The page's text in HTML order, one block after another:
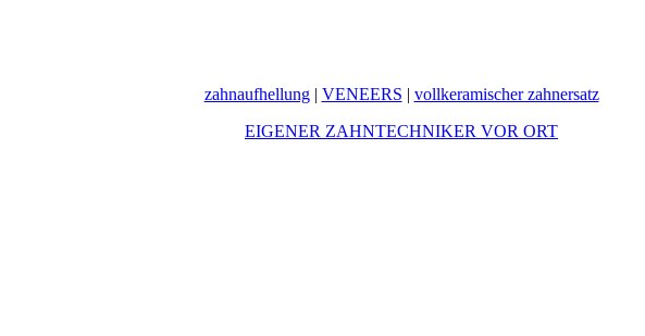
zahnaufhellung| VENEERS | vollkeramischer zahnersatz
EIGENER ZAHNTECHNIKER VOR ORT